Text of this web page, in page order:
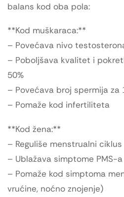
balans kod oba pola:
**Kod muškaraca:**
– Povećava nivo
– Poboljšava kvalitet i
50%
– Povećava broj spermija za
– Pomaže kod infertiliteta
**Kod žena:**
– Reguliše menstrualni ciklus
– Ublažava simptome PMS-a
– Pomaže kod simptoma
vrućine, noćno znojenje)